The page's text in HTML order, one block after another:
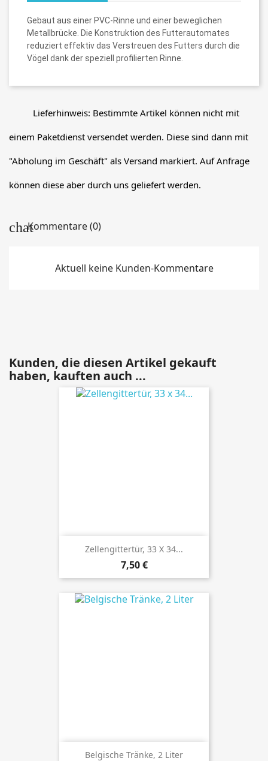
Gebaut aus einer PVC-Rinne und einer beweglichen
Metallbrücke. Die Konstruktion des Futterautomates
reduziert effektiv das Verstreuen des Futters durch die
Vögel dank der speziell profilierten Rinne.
Lieferhinweis: Bestimmte Artikel können nicht mit
einem Paketdienst versendet werden. Diese sind dann mit
"Abholung im Geschäft" als Versand markiert. Auf Anfrage
können diese aber durch uns geliefert werden.
Kommentare (0)
Aktuell keine Kunden-Kommentare
Kunden, die diesen Artikel gekauft
haben, kauften auch ...
Zellengittertür, 33 X 34...
Preis
7,50 €
Belgische Tränke, 2 Liter